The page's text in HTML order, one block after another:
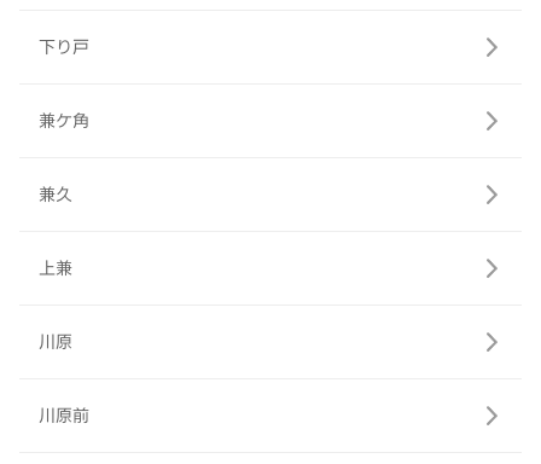
下り戸
兼ケ角
兼久
上兼
川原
川原前